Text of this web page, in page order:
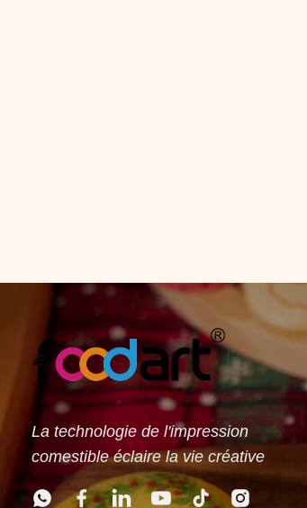
La technologie de l'impression
comestible éclaire la vie créative